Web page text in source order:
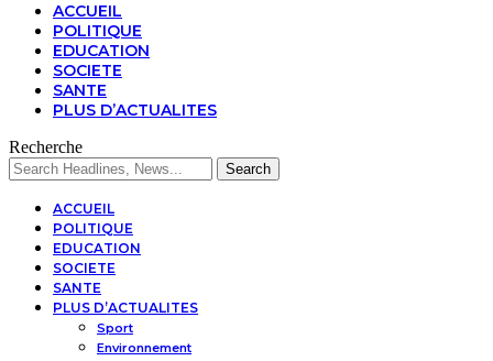
ACCUEIL
POLITIQUE
EDUCATION
SOCIETE
SANTE
PLUS D’ACTUALITES
Recherche
ACCUEIL
POLITIQUE
EDUCATION
SOCIETE
SANTE
PLUS D’ACTUALITES
Sport
Environnement